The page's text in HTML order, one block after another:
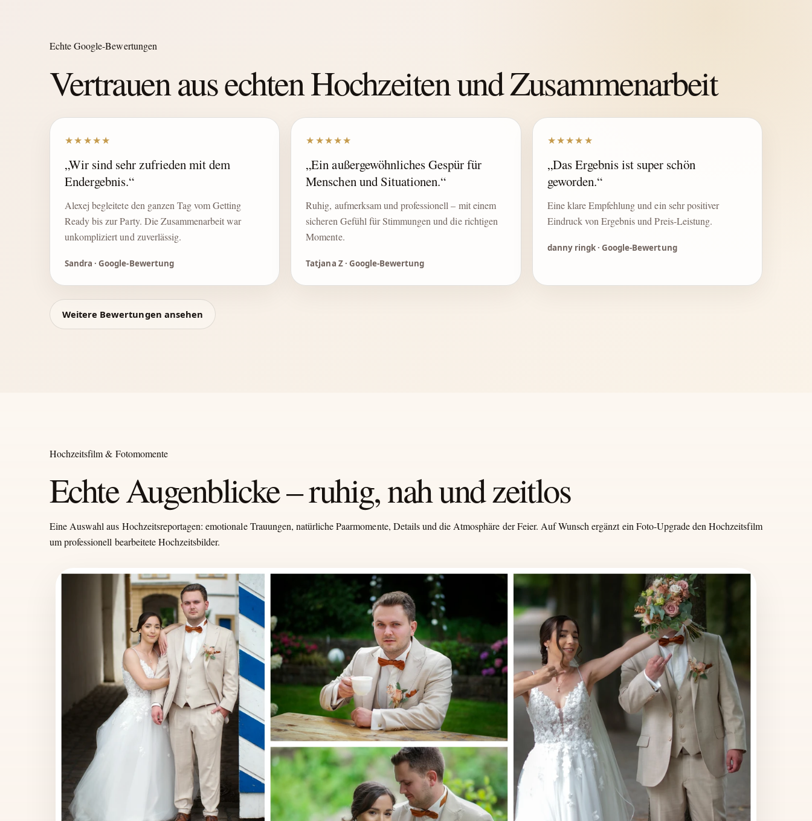
Echte Google-Bewertungen
Vertrauen aus echten Hochzeiten und Zusammenarbeit
★★★★★
„Wir sind sehr zufrieden mit dem
Endergebnis.“
Alexej begleitete den ganzen Tag vom Getting
Ready bis zur Party. Die Zusammenarbeit war
unkompliziert und zuverlässig.
Sandra · Google-Bewertung
★★★★★
„Ein außergewöhnliches Gespür für
Menschen und Situationen.“
Ruhig, aufmerksam und professionell – mit einem
sicheren Gefühl für Stimmungen und die richtigen
Momente.
Tatjana Z · Google-Bewertung
★★★★★
„Das Ergebnis ist super schön
geworden.“
Eine klare Empfehlung und ein sehr positiver
Eindruck von Ergebnis und Preis-Leistung.
danny ringk · Google-Bewertung
Weitere Bewertungen ansehen
Hochzeitsfilm & Fotomomente
Echte Augenblicke – ruhig, nah und zeitlos
Eine Auswahl aus Hochzeitsreportagen: emotionale Trauungen, natürliche Paarmomente, Details und die Atmosphäre der Feier. Auf Wunsch ergänzt ein Foto-Upgrade den Hochzeitsfilm
um professionell bearbeitete Hochzeitsbilder.